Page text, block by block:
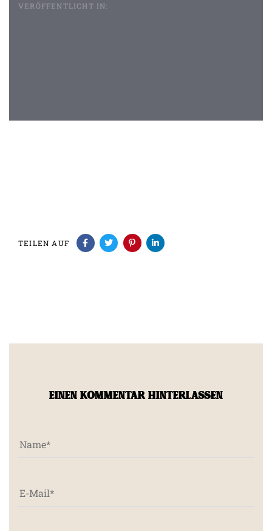
VERÖFFENTLICHT IN:
TEILEN AUF
EINEN KOMMENTAR HINTERLASSEN